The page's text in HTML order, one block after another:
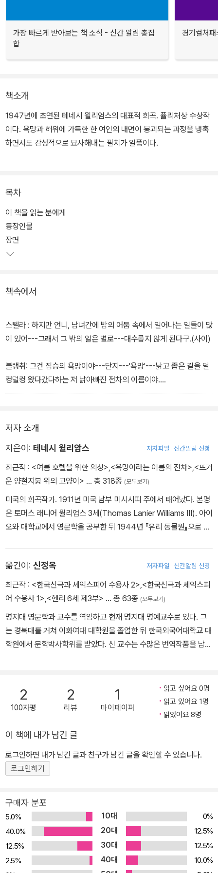
가장 빠르게 받아보는 책 소식 - 신간 알림 총집
합
경기컬처
책소개
1947년에 초연된 테네시 윌리엄스의 대표적 희곡. 퓰리처상 수상작
이다. 욕망과 허위에 가득한 한 여인의 내면이 붕괴되는 과정을 냉혹
하면서도 감성적으로 묘사해내는 필치가 일품이다.
의 가식을 꿰뚫어 본 동생 남편 스탠리에 의해 철저하게 유린당하고,
결국 정신병원원에 수용되고 만다.
뉴올리언스에는 실제로 `욕망'이라는 이름의 전차 노선이 있어, 이를
따서 제목을 지은 것이라고. 이 작품은 1951년 엘리아 카잔에 의해
목차
이 책을 읽는 분에게
등장인물
장면
책속에서
스텔라 : 하지만 언니, 남녀간에 밤의 어둠 속에서 일어나는 일들이 많
이 있어---그래서 그 밖의 일은 별로---대수롭지 않게 된다구.(사이)
블랭취: 그건 짐승의 욕망이야---단지---'욕망'---낡고 좁은 길을 덜
컹덜컹 왔다갔다하는 저 낡아빠진 전차의 이름이야....
저자 소개
지은이: 테네시 윌리암스 저자파일 신간알림 신청
최근작 : <여름 호텔을 위한 의상>,<욕망이라는 이름의 전차>,<뜨거
운 양철지붕 위의 고양이> … 총 318종 (모두보기)
미국의 희곡작가. 1911년 미국 남부 미시시피 주에서 태어났다. 본명
은 토머스 래니어 윌리엄스 3세(Thomas Lanier Williams III). 아이
오와 대학교에서 영문학을 공부한 뒤 1944년 『유리 동물원』으로 이
서 명실공히 유진 오닐 이후 미국 최고의 극작가로 평가받게 되었다.
『여름과 연기』(1948),『장미 문신』(1951), 『이구아나의 밤』(1961),
『우유 기차는 이제 여기 멈추지 않는다』(1963), 『여름 호텔을 위한
의 한 호텔방에서 타계했다.
옮긴이: 신정옥 저자파일 신간알림 신청
최근작 : <한국신극과 셰익스피어 수용사 2>,<한국신극과 셰익스피
어 수용사 1>,<헨리 6세 제3부> … 총 63종 (모두보기)
명지대 영문학과 교수를 역임하고 현재 명지대 명예교수로 있다. 그
는 경북대를 거쳐 이화여대 대학원을 졸업한 뒤 한국외국어대학교 대
학원에서 문학박사학위를 받았다. 신 교수는 수많은 번역작품을 남기
일보 제16회 한국 연극 영화 텔레비전 예술 특별상' '한국연극협회 한
국 연극 100호 기념 최다 집필상' '한국연극협회 한국 연극 100호 기
념 최다 집필상' '한국연극협회 한국 연극 공로상' '명지대학교 제1회
잇달아 수상했다. 또한, 그는 한국 셰익스피어학회 회장을 역임했다.
지은 책으로 <셰익스피어 비화>, <무대의 전설-명배우 명연기> 등
이 있다. 옮긴 책으로는 <에쿠우스>, <유리동물원>, <느릅나무 밑의
2
100자평
2
리뷰
1
마이페이퍼
읽고 싶어요 0명
읽고 있어요 1명
읽었어요 8명
이 책에 내가 남긴 글
로그인하면 내가 남긴 글과 친구가 남긴 글을 확인할 수 있습니다.
로그인하기
구매자 분포
5.0% 10대
0%
40.0%
20대
12.5%
12.5%
30대
12.5%
2.5%
40대
10.0%